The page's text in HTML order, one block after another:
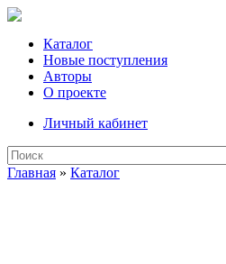
Каталог
Новые поступления
Авторы
О проекте
Личный кабинет
Главная » Каталог